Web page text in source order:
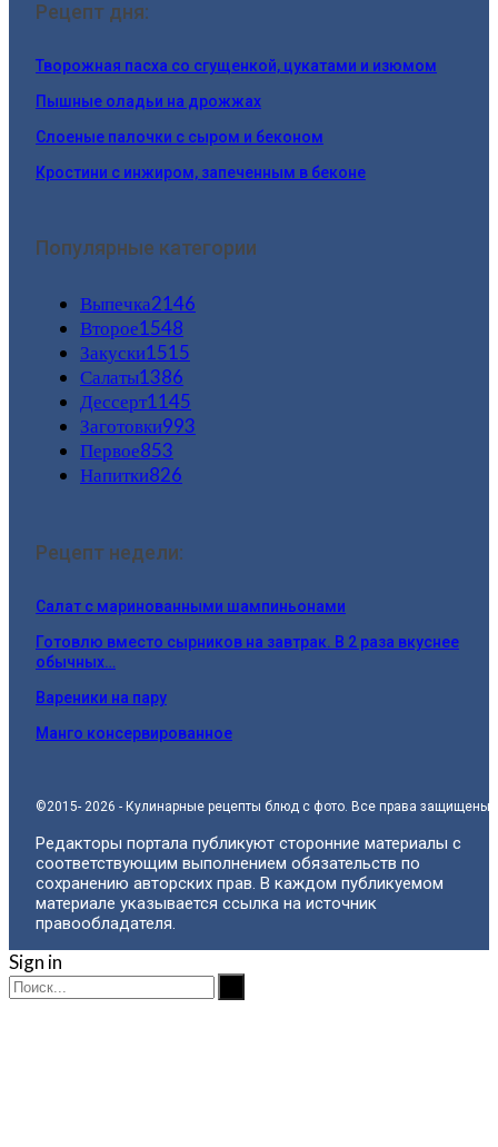
Рецепт дня:
Творожная пасха со сгущенкой, цукатами и изюмом
Пышные оладьи на дрожжах
Слоеные палочки с сыром и беконом
Кростини с инжиром, запеченным в беконе
Популярные категории
Выпечка2146
Второе1548
Закуски1515
Салаты1386
Дессерт1145
Заготовки993
Первое853
Напитки826
Рецепт недели:
Салат с маринованными шампиньонами
Готовлю вместо сырников на завтрак. В 2 раза вкуснее
обычных…
Вареники на пару
Манго консервированное
©2015- 2026 - Кулинарные рецепты блюд с фото. Все права защищены.
Редакторы портала публикуют сторонние материалы с
соответствующим выполнением обязательств по
сохранению авторских прав. В каждом публикуемом
материале указывается ссылка на источник
правообладателя.
Sign in